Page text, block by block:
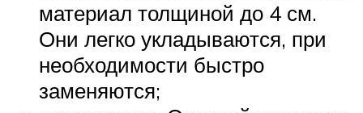
материал толщиной до 4 см.
Они легко укладываются, при
необходимости быстро
заменяются;